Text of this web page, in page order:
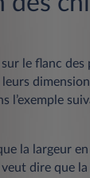
le flanc des
l’exemple
la largeur
dire que